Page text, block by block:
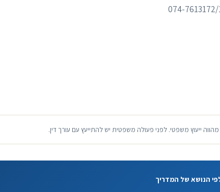
ייעוץ משפטי. לפני פעולה משפטית יש להתייעץ עם עורך דין.